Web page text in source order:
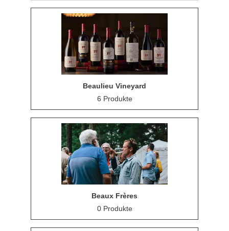
Beaulieu Vineyard
6 Produkte
Beaux Frères
0 Produkte